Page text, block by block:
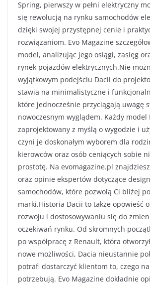
Spring, pierwszy w pełni elektryczny
się rewolucją na rynku samochodów
dzięki swojej przystępnej cenie i
rozwiązaniom. Evo Magazine
model, analizując jego osiągi, zasięg
rynek pojazdów elektrycznych.Nie
wyjątkowym podejściu Dacii do
stawia na minimalistyczne i
które jednocześnie przyciągają uwagę
nowoczesnym wyglądem. Każdy model
zaprojektowany z myślą o wygodzie i
czyni je doskonałym wyborem dla
kierowców oraz osób ceniących sobie
prostotę. Na evomagazine.pl
oraz opinie ekspertów dotyczące
samochodów, które pozwolą Ci bliżej
marki.Historia Dacii to także opowieść
rozwoju i dostosowywaniu się do
oczekiwań rynku. Od skromnych
po współpracę z Renault, która
nowe możliwości, Dacia nieustannie
potrafi dostarczyć klientom to, czego
potrzebują. Evo Magazine dokładnie